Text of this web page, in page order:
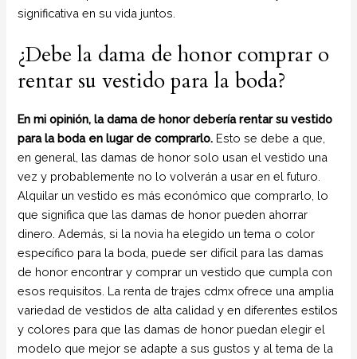
significativa en su vida juntos.
¿Debe la dama de honor comprar o
rentar su vestido para la boda?
En mi opinión, la dama de honor debería rentar su vestido
para la boda en lugar de comprarlo. Esto se debe a que,
en general, las damas de honor solo usan el vestido una
vez y probablemente no lo volverán a usar en el futuro.
Alquilar un vestido es más económico que comprarlo, lo
que significa que las damas de honor pueden ahorrar
dinero. Además, si la novia ha elegido un tema o color
específico para la boda, puede ser difícil para las damas
de honor encontrar y comprar un vestido que cumpla con
esos requisitos. La renta de trajes cdmx ofrece una amplia
variedad de vestidos de alta calidad y en diferentes estilos
y colores para que las damas de honor puedan elegir el
modelo que mejor se adapte a sus gustos y al tema de la